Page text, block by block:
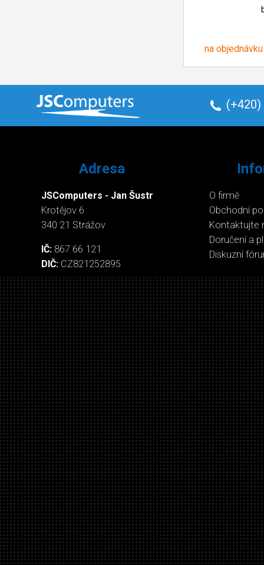
na objednávku
(+420)
Adresa
JSComputers - Jan Šustr
Krotějov 6
340 21 Strážov
IČ: 867 66 121
DIČ: CZ821252895
O firmě
Obchodní
Kontaktujte
Doručení a
Diskuzní